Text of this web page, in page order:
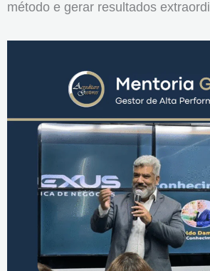
método e gerar resultados